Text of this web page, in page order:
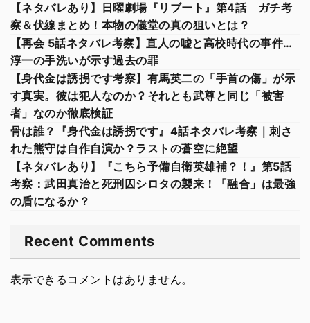
【ネタバレあり】日曜劇場『リブート』第4話 ガチ考
察＆伏線まとめ！本物の儀堂の真の狙いとは？
【再会 5話ネタバレ考察】直人の嘘と高校時代の事件…
淳一の手洗いが示す過去の罪
【身代金は誘拐です考察】有馬英二の「手首の傷」が示
す真実。彼は犯人なのか？それとも武尊と同じ「被害
者」なのか徹底検証
骨は誰？『身代金は誘拐です』4話ネタバレ考察｜刺さ
れた熊守は自作自演か？ラストの蒼空に絶望
【ネタバレあり】『こちら予備自衛英雄補？！』第5話
考察：武田真治と死刑囚シロタの襲来！「融合」は最強
の盾になるか？
Recent Comments
表示できるコメントはありません。